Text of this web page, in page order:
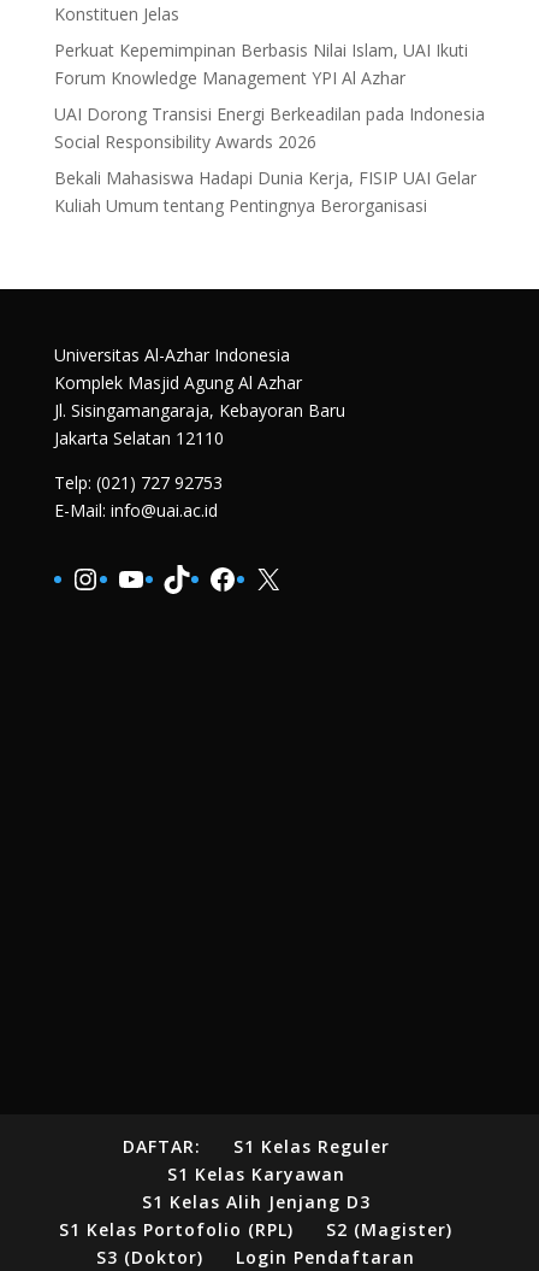
Konstituen Jelas
Perkuat Kepemimpinan Berbasis Nilai Islam, UAI Ikuti
Forum Knowledge Management YPI Al Azhar
UAI Dorong Transisi Energi Berkeadilan pada Indonesia
Social Responsibility Awards 2026
Bekali Mahasiswa Hadapi Dunia Kerja, FISIP UAI Gelar
Kuliah Umum tentang Pentingnya Berorganisasi
Universitas Al-Azhar Indonesia
Komplek Masjid Agung Al Azhar
Jl. Sisingamangaraja, Kebayoran Baru
Jakarta Selatan 12110
Telp: (021) 727 92753
E-Mail: info@uai.ac.id
Instagram
YouTube
TikTokFacebook
X
DAFTAR:
S1 Kelas Reguler
S1 Kelas Karyawan
S1 Kelas Alih Jenjang D3
S1 Kelas Portofolio (RPL)
S2 (Magister)
S3 (Doktor)
Login Pendaftaran